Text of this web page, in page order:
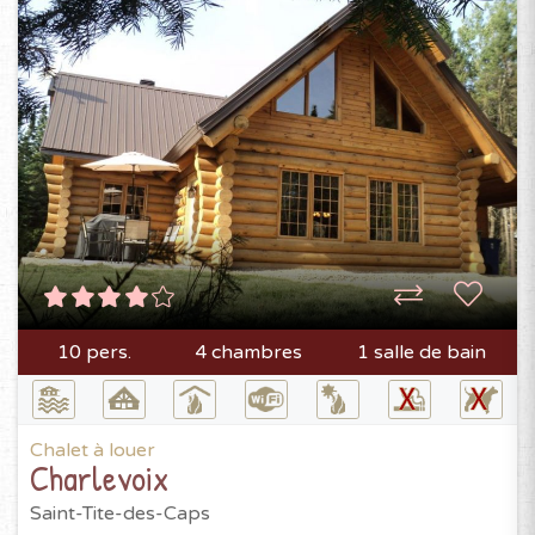
10 pers. 4 chambres 1 salle de bain
Chalet à louer
Charlevoix
Saint-Tite-des-Caps